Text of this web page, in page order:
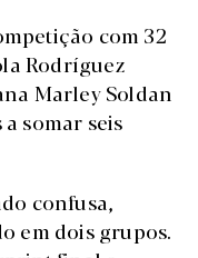
com 32
Rodríguez
Marley Soldan
somar seis
confusa,
em dois grupos.